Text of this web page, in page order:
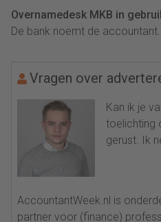
Overnamedesk MKB in
De bank noemt de accountant...
Vragen over
Kan ik je
toelichting
gerust. Ik
AccountantWeek.nl is
partner voor (finance)